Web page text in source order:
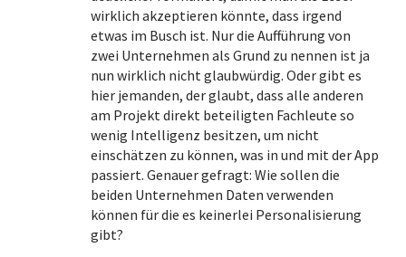
wirklich akzeptieren könnte, dass irgend
etwas im Busch ist. Nur die Aufführung von
zwei Unternehmen als Grund zu nennen ist ja
nun wirklich nicht glaubwürdig. Oder gibt es
hier jemanden, der glaubt, dass alle anderen
am Projekt direkt beteiligten Fachleute so
wenig Intelligenz besitzen, um nicht
einschätzen zu können, was in und mit der App
passiert. Genauer gefragt: Wie sollen die
beiden Unternehmen Daten verwenden
können für die es keinerlei Personalisierung
gibt?